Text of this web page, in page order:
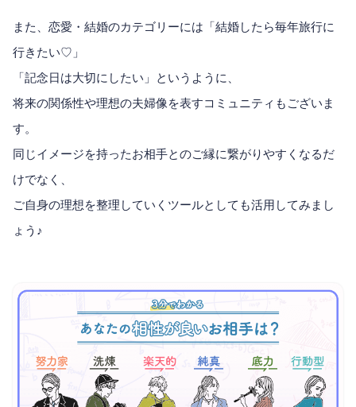
また、恋愛・結婚のカテゴリーには「結婚したら毎年旅行に
行きたい♡」
「記念日は大切にしたい」というように、
将来の関係性や理想の夫婦像を表すコミュニティもございま
す。
同じイメージを持ったお相手とのご縁に繋がりやすくなるだ
けでなく、
ご自身の理想を整理していくツールとしても活用してみまし
ょう♪